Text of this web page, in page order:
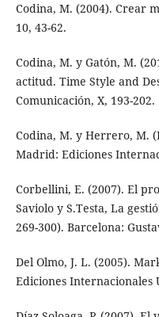
Codina, M. (2004). Crear
10, 43-62.
Codina, M. y Gatón, M.
actitud. Time Style and
Comunicación, X, 193-202.
Codina, M. y Herrero, M.
Madrid: Ediciones
Corbellini, E. (2007). El
Saviolo y S.Testa, La
269-300). Barcelona:
Del Olmo, J. L. (2005).
Ediciones Internacionales